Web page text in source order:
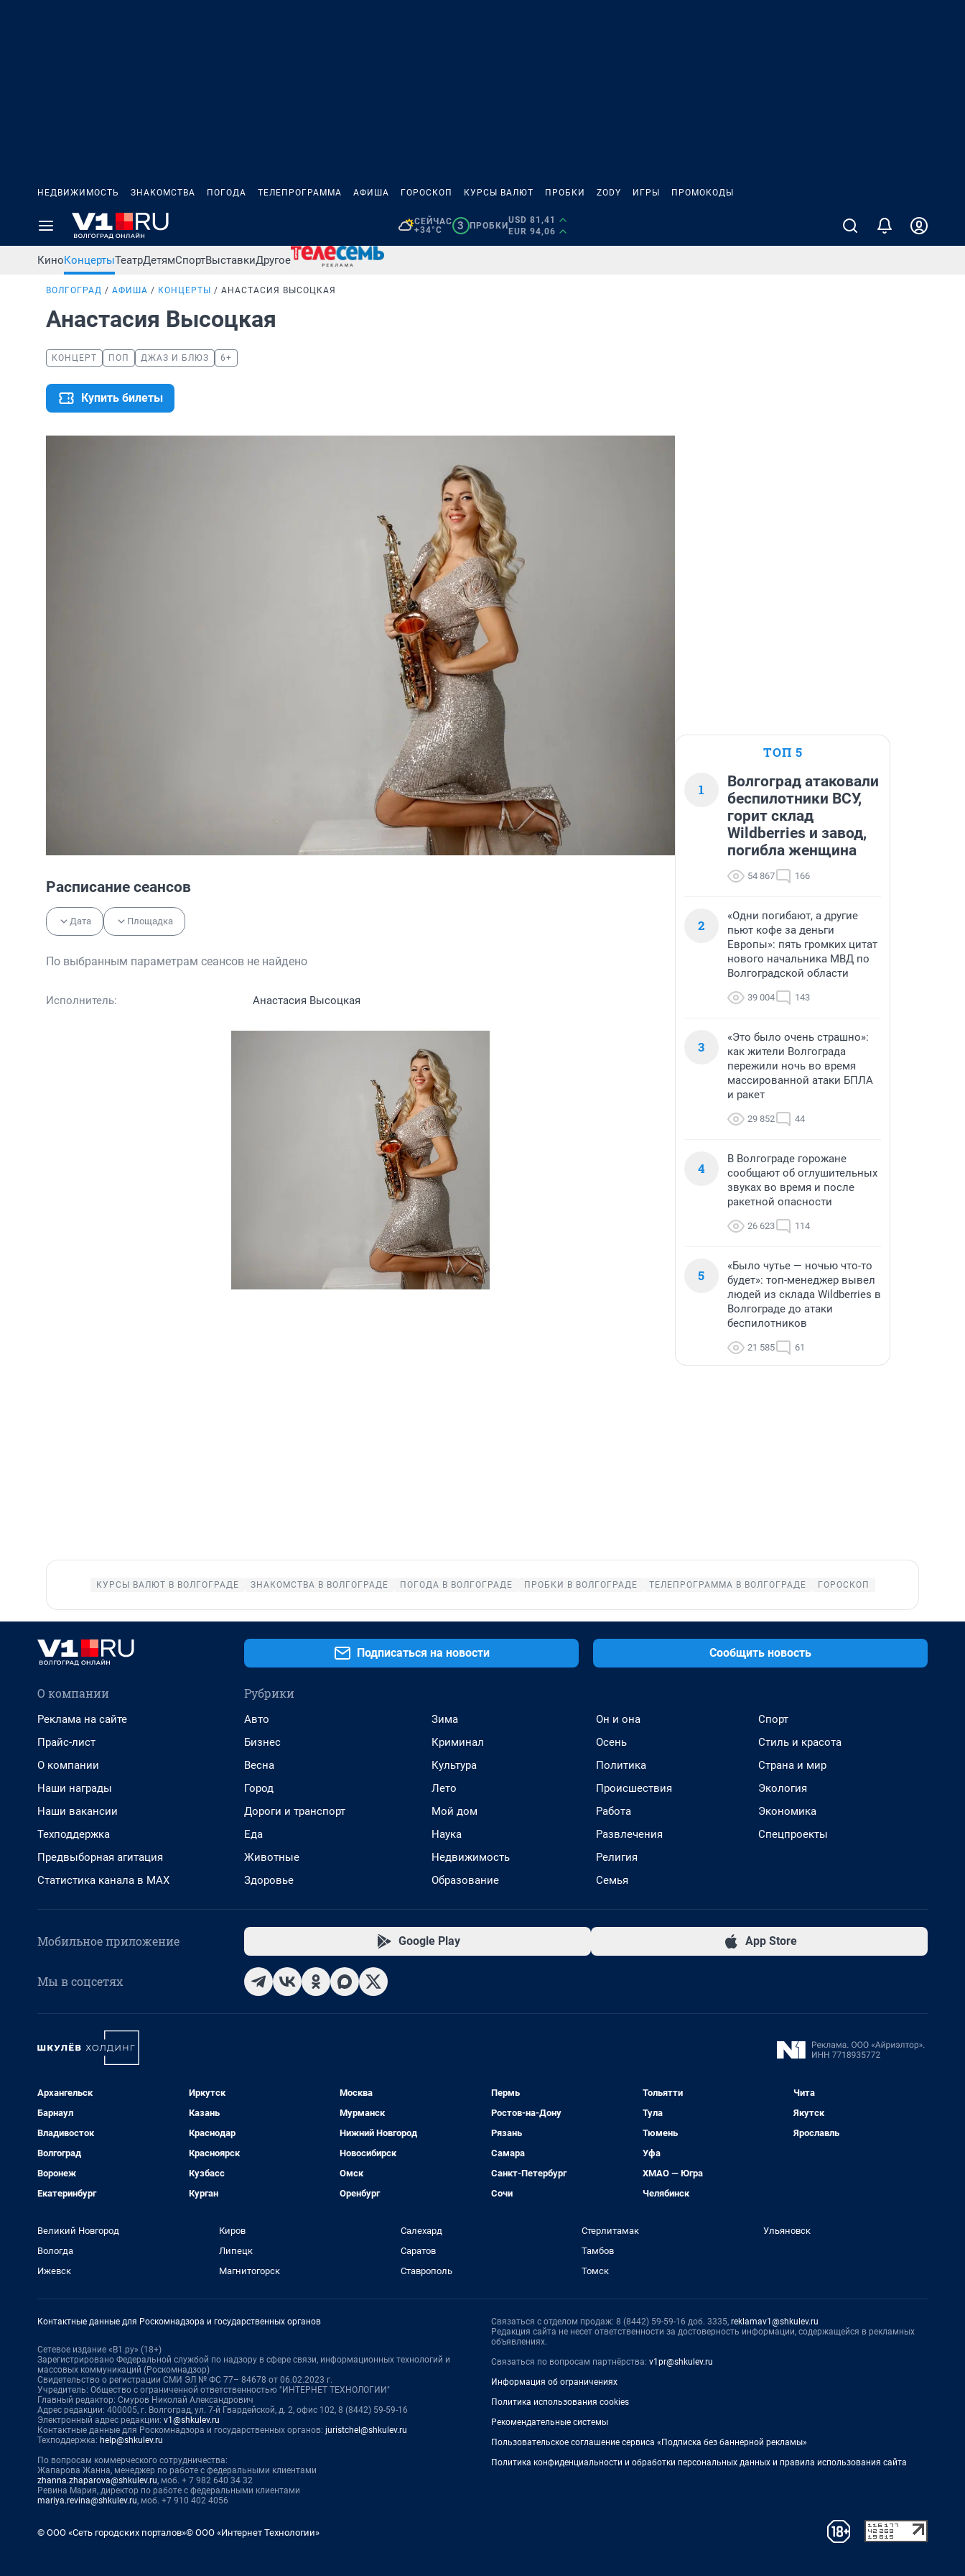
НЕДВИЖИМОСТЬ ЗНАКОМСТВА ПОГОДА ТЕЛЕПРОГРАММА АФИША ГОРОСКОП КУРСЫ ВАЛЮТ ПРОБКИ ZODY ИГРЫ ПРОМОКОДЫ
СЕЙЧАС
+34°C
3 ПРОБКИ
USD 81,41
EUR 94,06
КиноКонцертыТеатрДетямСпортВыставкиДругое
ВОЛГОГРАД АФИША КОНЦЕРТЫ АНАСТАСИЯ ВЫСОЦКАЯ
Анастасия Высоцкая
КОНЦЕРТ ПОП ДЖАЗ И БЛЮЗ 6+
Купить билеты
Расписание сеансов
Дата Площадка
По выбранным параметрам сеансов не найдено
Исполнитель: Анастасия Высоцкая
ТОП 5
1
Волгоград атаковали
беспилотники ВСУ,
горит склад
Wildberries и завод,
погибла женщина
54 867 166
2
«Одни погибают, а другие
пьют кофе за деньги
Европы»: пять громких цитат
нового начальника МВД по
Волгоградской области
39 004 143
3
«Это было очень страшно»:
как жители Волгограда
пережили ночь во время
массированной атаки БПЛА
и ракет
29 852 44
4
В Волгограде горожане
сообщают об оглушительных
звуках во время и после
ракетной опасности
26 623 114
5
«Было чутье — ночью что-то
будет»: топ-менеджер вывел
людей из склада Wildberries в
Волгограде до атаки
беспилотников
21 585 61
КУРСЫ ВАЛЮТ В ВОЛГОГРАДЕ ЗНАКОМСТВА В ВОЛГОГРАДЕ ПОГОДА В ВОЛГОГРАДЕ ПРОБКИ В ВОЛГОГРАДЕ ТЕЛЕПРОГРАММА В ВОЛГОГРАДЕ ГОРОСКОП
Подписаться на новости Сообщить новость
О компании
Реклама на сайте
Прайс-лист
О компании
Наши награды
Наши вакансии
Техподдержка
Предвыборная агитация
Статистика канала в MAX
Рубрики
Авто
Бизнес
Весна
Город
Дороги и транспорт
Еда
Животные
Здоровье
Зима
Криминал
Культура
Лето
Мой дом
Наука
Недвижимость
Образование
Он и она
Осень
Политика
Происшествия
Работа
Развлечения
Религия
Семья
Спорт
Стиль и красота
Страна и мир
Экология
Экономика
Спецпроекты
Мобильное приложение Google Play App Store
Мы в соцсетях
Архангельск
Барнаул
Владивосток
Волгоград
Воронеж
Екатеринбург
Иркутск
Казань
Краснодар
Красноярск
Кузбасс
Курган
Москва
Мурманск
Нижний Новгород
Новосибирск
Омск
Оренбург
Пермь
Ростов-на-Дону
Рязань
Самара
Санкт-Петербург
Сочи
Тольятти
Тула
Тюмень
Уфа
ХМАО — Югра
Челябинск
Чита
Якутск
Ярославль
Великий Новгород
Вологда
Ижевск
Киров
Липецк
Магнитогорск
Салехард
Саратов
Ставрополь
Стерлитамак
Тамбов
Томск
Ульяновск
Контактные данные для Роскомнадзора и государственных органов
Сетевое издание «В1.ру» (18+)
Зарегистрировано Федеральной службой по надзору в сфере связи, информационных технологий и
массовых коммуникаций (Роскомнадзор)
Свидетельство о регистрации СМИ ЭЛ № ФС 77– 84678 от 06.02.2023 г.
Учредитель: Общество с ограниченной ответственностью "ИНТЕРНЕТ ТЕХНОЛОГИИ"
Главный редактор: Смуров Николай Александрович
Адрес редакции: 400005, г. Волгоград, ул. 7-й Гвардейской, д. 2, офис 102, 8 (8442) 59-59-16
Электронный адрес редакции: v1@shkulev.ru
Контактные данные для Роскомнадзора и государственных органов: juristchel@shkulev.ru
Техподдержка: help@shkulev.ru
По вопросам коммерческого сотрудничества:
Жапарова Жанна, менеджер по работе с федеральными клиентами
zhanna.zhaparova@shkulev.ru, моб. + 7 982 640 34 32
Ревина Мария, директор по работе с федеральными клиентами
mariya.revina@shkulev.ru, моб. +7 910 402 4056
Связаться с отделом продаж: 8 (8442) 59-59-16 доб. 3335, reklamav1@shkulev.ru
Редакция сайта не несет ответственности за достоверность информации, содержащейся в рекламных
объявлениях.
Связаться по вопросам партнёрства: v1pr@shkulev.ru
Информация об ограничениях
Политика использования cookies
Рекомендательные системы
Пользовательское соглашение сервиса «Подписка без баннерной рекламы»
Политика конфиденциальности и обработки персональных данных и правила использования сайта
© ООО «Сеть городских порталов»© ООО «Интернет Технологии»